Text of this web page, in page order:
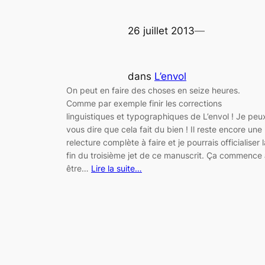
26 juillet 2013—
dans L’envol
On peut en faire des choses en seize heures.
Comme par exemple finir les corrections
linguistiques et typographiques de L’envol ! Je
vous dire que cela fait du bien ! Il reste encore une
relecture complète à faire et je pourrais officialiser
fin du troisième jet de ce manuscrit. Ça commence
être… Lire la suite…